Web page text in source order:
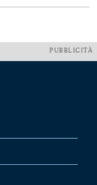
PUBBLICITÀ